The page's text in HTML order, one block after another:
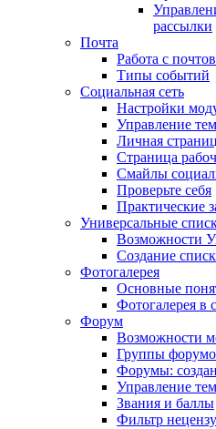
рассылки
Почта
Работа с
Типы событий
Социальная сеть
Настройки
Управление
Личная
Страница
Смайлы
Проверьте себя
Практические
Универсальные
Возможности
Создание
Фотогалерея
Основные
Фотогалерея в
Форум
Возможности
Группы
Форумы:
Управление
Звания и баллы
Фильтр